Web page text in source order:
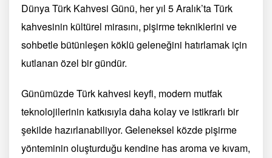
Dünya Türk Kahvesi Günü, her yıl 5 Aralık’ta Türk
kahvesinin kültürel mirasını, pişirme tekniklerini ve
sohbetle bütünleşen köklü geleneğini hatırlamak için
kutlanan özel bir gündür.
Günümüzde Türk kahvesi keyfi, modern mutfak
teknolojilerinin katkısıyla daha kolay ve istikrarlı bir
şekilde hazırlanabiliyor. Geleneksel közde pişirme
yönteminin oluşturduğu kendine has aroma ve kıvam,